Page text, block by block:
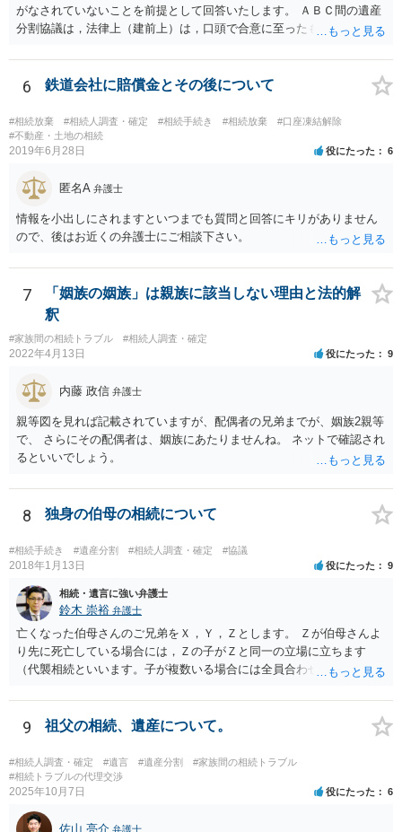
がなされていないことを前提として回答いたします。 ＡＢＣ間の遺産
分割協議は，法律上（建前上）は，口頭で合意に至ったものであって
ん。 また，不動産の名義を移転するためには，遺産分割協議書への署
名捺印を得る必要があります。 したがって，残念ながら，「ＡＢＣ間
の遺産分割協議が有効に成立している」という前提に基づく主張は困
難と思われます。 「ＡＢＣ間の遺産分割協議は未了のまま，ＡとＢが
死亡し，二次相続が発生した」という前提に基づいて協議を進める必
要があります。 もちろん，Ｃの立場としては，ＡＢＣ間の遺産分割協
人は応じない姿勢を示していることから，実現は困難だと思います。
しどころ）としては，譲歩することを甘受しなければならないかもし
れません。
6 鉄道会社に賠償金とその後について
#相続放棄 #相続人調査・確定 #相続手続き #相続放棄
#口座凍結解除
#不動産・土地の相続
2019年6月28日 役にたった 6
匿名A 弁護士
情報を小出しにされますといつまでも質問と回答にキリがありません
ので、後はお近くの弁護士にご相談下さい。
7
「姻族の姻族」は親族に該当しない理由と法的解
釈
#家族間の相続トラブル #相続人調査・確定
2022年4月13日 役にたった 9
内藤 政信 弁護士
親等図を見れば記載されていますが、配偶者の兄弟までが、姻族2親等
で、 さらにその配偶者は、姻族にあたりませんね。 ネットで確認され
るといいでしょう。
8 独身の伯母の相続について
#相続手続き #遺産分割 #相続人調査・確定 #協議
2018年1月13日 役にたった 9
相続・遺言に強い弁護士
鈴木 崇裕 弁護士
亡くなった伯母さんのご兄弟をＸ，Ｙ，Ｚとします。 Ｚが伯母さんよ
り先に死亡している場合には，Ｚの子がＺと同一の立場に立ちます
（代襲相続といいます。子が複数いる場合には全員合わせてＺと同一
つの相続分を有していますので， そのことを前提として，遺産分割協
議をすることになります（必ずしも３分の１ずつにしなくても，合意
ができれば構いません。）。 今後の対応としては， ①伯母さんの相続
財産（遺産）の全容を整理する（預貯金，有価証券，不動産等の有無
を調べることになります。） ②相続財産に照らし，相続税の申告の準
備をする（税理士の先生にご相談ください。） ③遺産分割協議をする
（ご本人同士で行っても構いませんし，弁護士に相談することもよろ
9 祖父の相続、遺産について。
#相続人調査・確定 #遺言 #遺産分割
#家族間の相続トラブル
#相続トラブルの代理交渉
2025年10月7日 役にたった 6
佐山 亮介 弁護士